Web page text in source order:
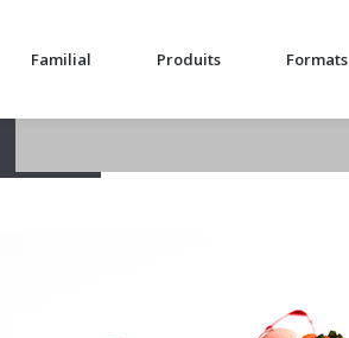
Familial Produits Formats